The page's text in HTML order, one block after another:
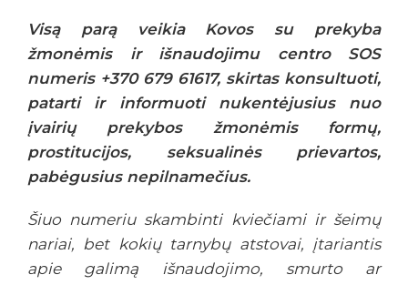
Visą parą veikia Kovos su prekyba
žmonėmis ir išnaudojimu centro SOS
numeris +370 679 61617, skirtas konsultuoti,
patarti ir informuoti nukentėjusius nuo
įvairių prekybos žmonėmis formų,
prostitucijos, seksualinės prievartos,
pabėgusius nepilnamečius.
Šiuo numeriu skambinti kviečiami ir šeimų
nariai, bet kokių tarnybų atstovai, įtariantis
apie galimą išnaudojimo, smurto ar